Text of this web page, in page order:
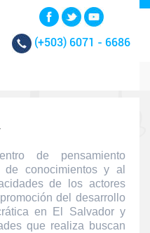
(+503) 6071 - 6686
de pensamiento
conocimientos y al
de los actores
del desarrollo
en El Salvador y
que realiza buscan